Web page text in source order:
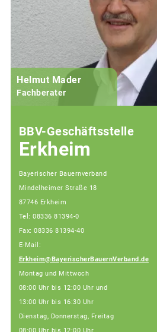
Helmut Mader
Fachberater
BBV-Geschäftsstelle
Erkheim
Bayerischer Bauernverband
Mindelheimer Straße 18
87746 Erkheim
Tel: 08336 81394-0
Fax: 08336 81394-40
E-Mail:
Erkheim@BayerischerBauernVerband.de
Montag und Mittwoch
08:00 Uhr bis 12:00 Uhr und
13:00 Uhr bis 16:30 Uhr
Dienstag, Donnerstag, Freitag
08:00 Uhr bis 12:00 Uhr